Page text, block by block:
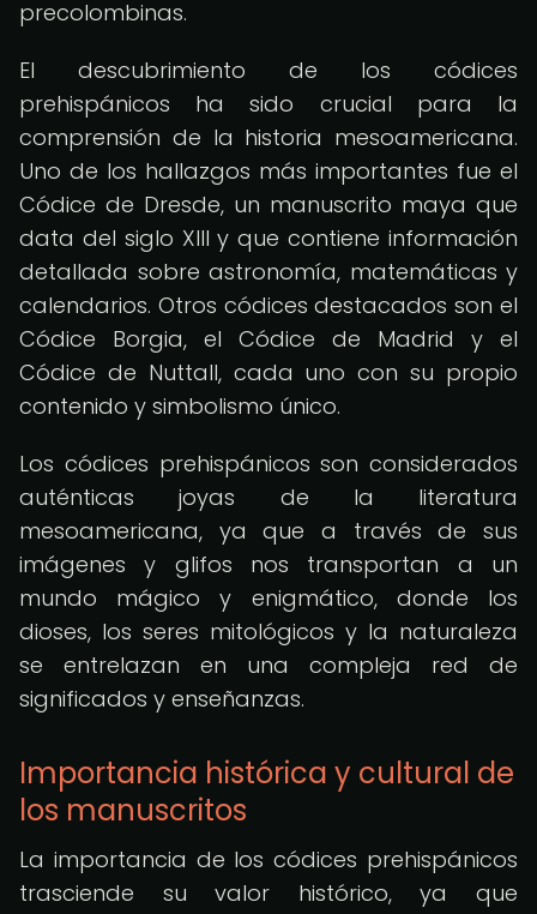
precolombinas.
El descubrimiento de los códices
prehispánicos ha sido crucial para la
comprensión de la historia mesoamericana.
Uno de los hallazgos más importantes fue el
Códice de Dresde, un manuscrito maya que
data del siglo XIII y que contiene información
detallada sobre astronomía, matemáticas y
calendarios. Otros códices destacados son el
Códice Borgia, el Códice de Madrid y el
Códice de Nuttall, cada uno con su propio
contenido y simbolismo único.
Los códices prehispánicos son considerados
auténticas joyas de la literatura
mesoamericana, ya que a través de sus
imágenes y glifos nos transportan a un
mundo mágico y enigmático, donde los
dioses, los seres mitológicos y la naturaleza
se entrelazan en una compleja red de
significados y enseñanzas.
Importancia histórica y cultural de
los manuscritos
La importancia de los códices prehispánicos
trasciende su valor histórico, ya que